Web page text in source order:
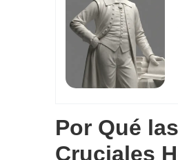
Por Qué
Cruciales